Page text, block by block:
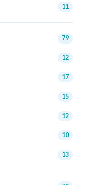
11
79
12
17
15
12
10
13